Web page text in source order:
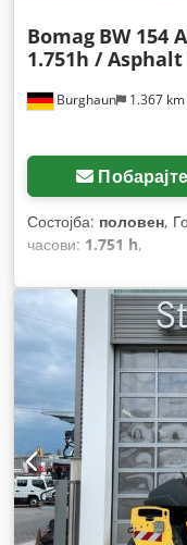
Burghaun 1.367 km
Bomag BW 154
1.751h /
Побарајте
Состојба: половен,
часови: 1.751 h,